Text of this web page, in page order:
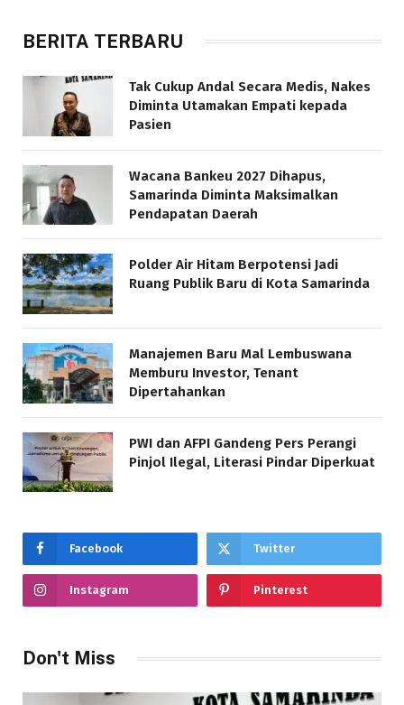
BERITA TERBARU
Tak Cukup Andal Secara Medis, Nakes
Diminta Utamakan Empati kepada
Pasien
Wacana Bankeu 2027 Dihapus,
Samarinda Diminta Maksimalkan
Pendapatan Daerah
Polder Air Hitam Berpotensi Jadi
Ruang Publik Baru di Kota Samarinda
Manajemen Baru Mal Lembuswana
Memburu Investor, Tenant
Dipertahankan
PWI dan AFPI Gandeng Pers Perangi
Pinjol Ilegal, Literasi Pindar Diperkuat
Facebook Twitter
Instagram Pinterest
Don't Miss